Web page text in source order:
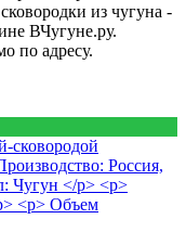
из чугуна -
ВЧугуне.ру.
по адресу.